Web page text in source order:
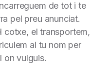
de tot i te
pel preu anunciat.
cotxe, el transportem,
al tu nom per
on vulguis.